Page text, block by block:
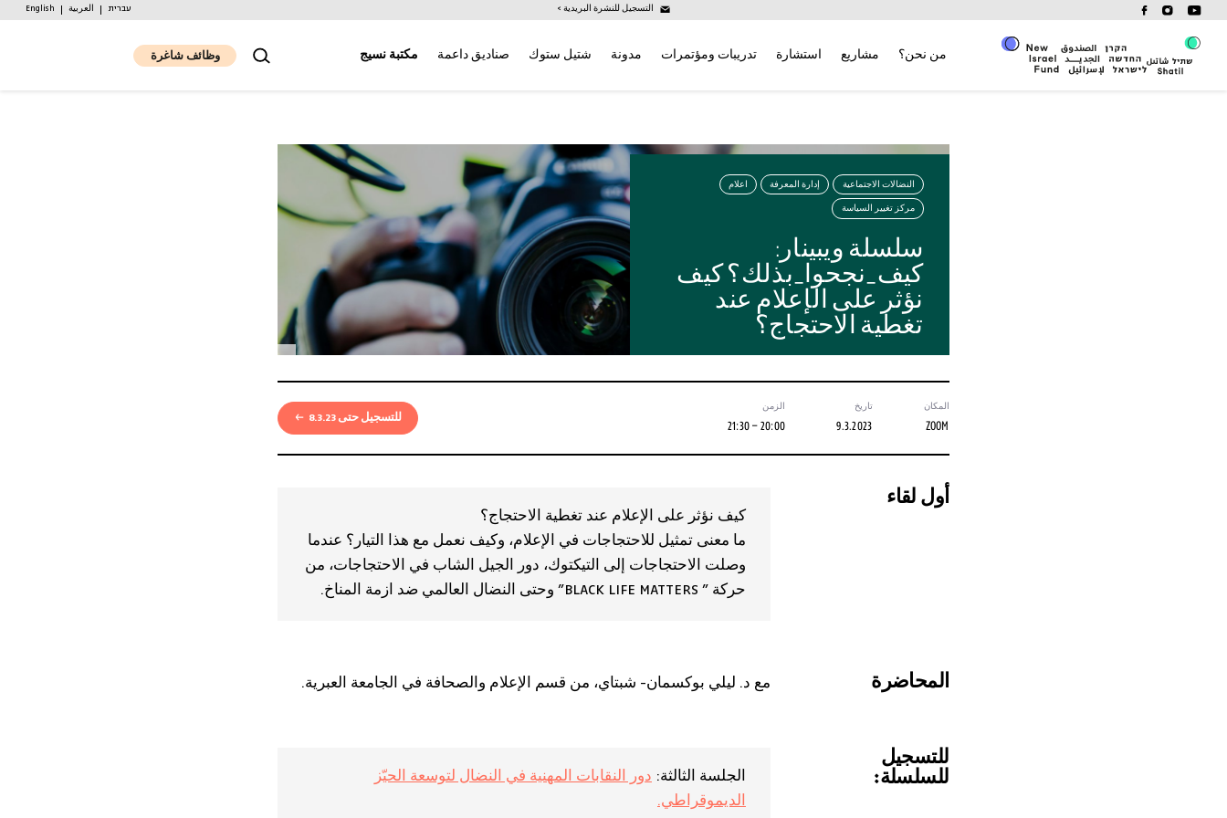
content
التسجيل للنشرة البريدية > עברית العربية English
من نحن؟ مشاريع استشارة تدريبات ومؤتمرات مدونة شتيل ستوك صناديق داعمة مكتبة نسيج وظائف شاغرة
النضالات الاجتماعية إدارة المعرفة اعلام
مركز تغيير السياسة
سلسلة ويبينار:
كيف_نجحوا_بذلك؟ كيف
نؤثر على الإعلام عند
تغطية الاحتجاج؟
المكان
ZOOM
تاريخ
9.3.2023
الزمن
20:00 – 21:30 للتسجيل حتى 8.3.23
أول لقاء
كيف نؤثر على الإعلام عند تغطية الاحتجاج؟
ما معنى تمثيل للاحتجاجات في الإعلام، وكيف نعمل مع هذا التيار؟ عندما
وصلت الاحتجاجات إلى التيكتوك، دور الجيل الشاب في الاحتجاجات، من
حركة ” BLACK LIFE MATTERS” وحتى النضال العالمي ضد ازمة المناخ.
المحاضرة مع د. ليلي بوكسمان- شبتاي، من قسم الإعلام والصحافة في الجامعة العبرية.
للتسجيل
للسلسلة:
الجلسة الثالثة: دور النقابات المهنية في النضال لتوسعة الحيّز
الديموقراطي.